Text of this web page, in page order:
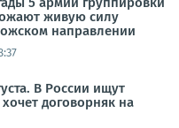
живую силу
направлении
В России ищут
договорняк на